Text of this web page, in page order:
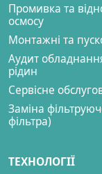
Промивка та
осмосу
Монтажні та
Аудит
рідин
Сервісне
Заміна
фільтра)
ТЕХНОЛОГІЇ